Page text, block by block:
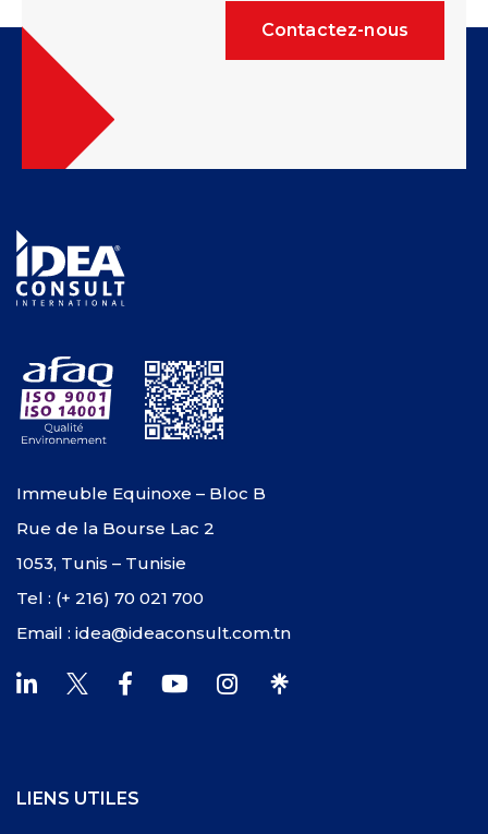
Contactez-nous
Immeuble Equinoxe – Bloc B
Rue de la Bourse Lac 2
1053, Tunis – Tunisie
Tel : (+ 216) 70 021 700
Email : idea@ideaconsult.com.tn
LIENS UTILES